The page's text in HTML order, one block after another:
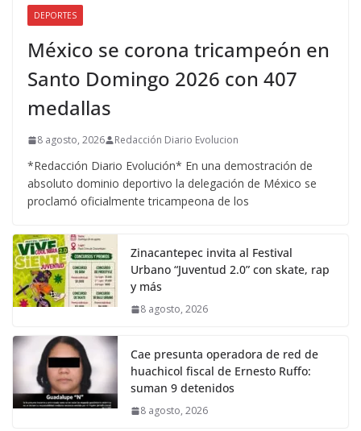
DEPORTES
México se corona tricampeón en
Santo Domingo 2026 con 407
medallas
8 agosto, 2026 Redacción Diario Evolucion
*Redacción Diario Evolución* En una demostración de
absoluto dominio deportivo la delegación de México se
proclamó oficialmente tricampeona de los
Zinacantepec invita al Festival
Urbano “Juventud 2.0” con skate, rap
y más
8 agosto, 2026
Cae presunta operadora de red de
huachicol fiscal de Ernesto Ruffo:
suman 9 detenidos
8 agosto, 2026